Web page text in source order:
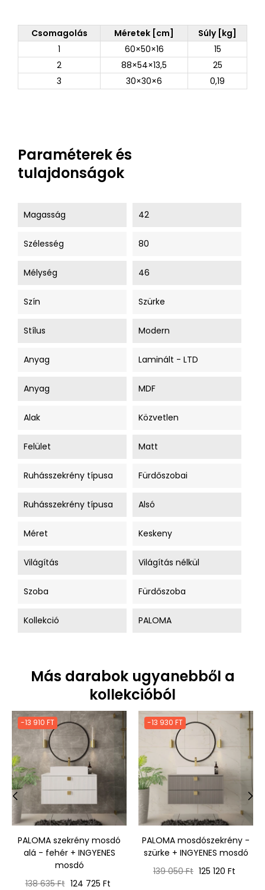
Csomagolás Méretek [cm]
Súly [kg]
1
60×50×16
15
2
88×54×13,5
25
3
30×30×6 0,19
Paraméterek és
tulajdonságok
Magasság 42
Szélesség 80
Mélység 46
Szín Szürke
Stílus Modern
Anyag Laminált - LTD
Anyag MDF
Alak Közvetlen
Felület Matt
Ruhásszekrény típusa Fürdőszobai
Ruhásszekrény típusa Alsó
Méret Keskeny
Világítás Világítás nélkül
Szoba Fürdőszoba
Kollekció PALOMA
Más darabok ugyanebből a
kollekcióból
-13 910 FT
PALOMA szekrény mosdó
alá - fehér + INGYENES
mosdó
Normál
138 635 Ft Ár
124 725 Ft
-13 930 FT
PALOMA mosdószekrény -
szürke + INGYENES mosdó
Normál
139 050 Ft Ár
125 120 Ft
›